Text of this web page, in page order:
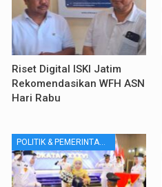
Riset Digital ISKI Jatim
Rekomendasikan WFH ASN
Hari Rabu
POLITIK & PEMERINTAHAN